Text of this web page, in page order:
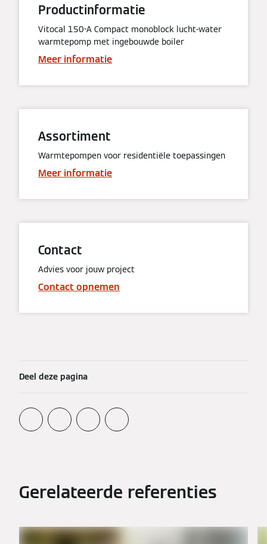
Productinformatie
Vitocal 150-A Compact monoblock lucht-water
warmtepomp met ingebouwde boiler
Meer informatie
Assortiment
Warmtepompen voor residentiële toepassingen
Meer informatie
Contact
Advies voor jouw project
Contact opnemen
Deel deze pagina
Gerelateerde referenties